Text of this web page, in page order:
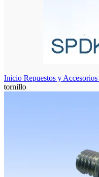
Inicio Repuestos y Accesorios
tornillo